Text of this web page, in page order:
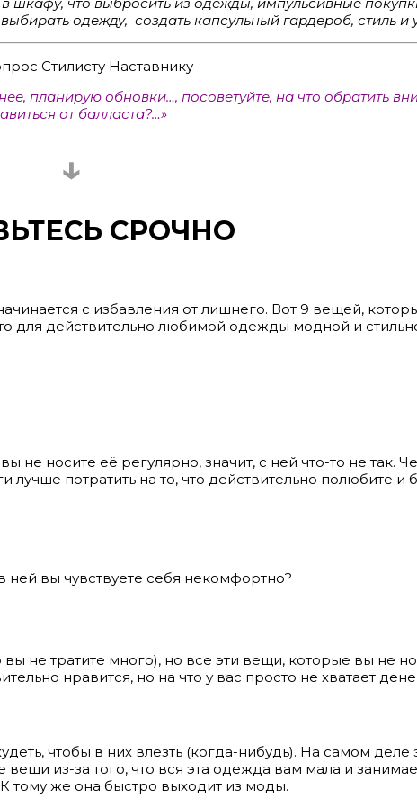
одежду, создать капсульный гардероб, стиль и
Стилисту Наставнику
планирую обновки…, посоветуйте, на что обратить
от балласта?…»
↓
СРОЧНО
с избавления от лишнего. Вот 9 вещей,
для действительно любимой одежды модной и
не носите её регулярно, значит, с ней что-то не так.
потратить на то, что действительно полюбите и
ней вы чувствуете себя некомфортно?
не тратите много), но все эти вещи, которые вы не
нравится, но на что у вас просто не хватает
чтобы в них влезть (когда-нибудь). На самом деле
из-за того, что вся эта одежда вам мала и
тому же она быстро выходит из моды.